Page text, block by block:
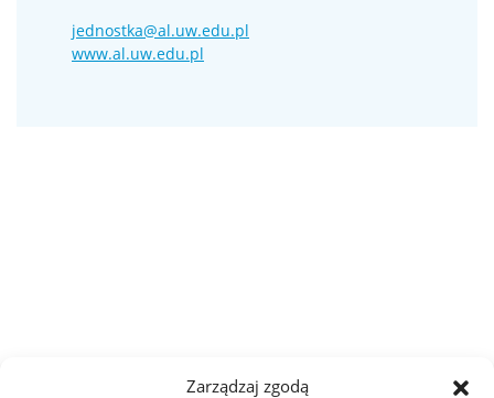
Zarządzaj zgodą
jednostka@al.uw.edu.pl
www.al.uw.edu.pl